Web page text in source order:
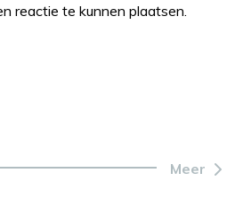
reactie te kunnen plaatsen.
Meer